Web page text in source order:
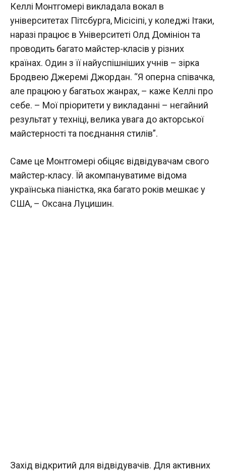
Келлі Монтгомері викладала вокал в
університетах Пітсбурга, Місісіпі, у коледжі Ітаки,
наразі працює в Університеті Олд Домініон та
проводить багато майстер-класів у різних
країнах. Один з її найуспішніших учнів – зірка
Бродвею Джеремі Джордан. “Я оперна співачка,
але працюю у багатьох жанрах, – каже Келлі про
себе. – Мої пріоритети у викладанні – негайний
результат у техніці, велика увага до акторської
майстерності та поєднання стилів”.
Саме це Монтгомері обіцяє відвідувачам свого
майстер-класу. Їй акомпануватиме відома
українська піаністка, яка багато років мешкає у
США, – Оксана Луцишин.
Захід відкритий для відвідувачів. Для активних